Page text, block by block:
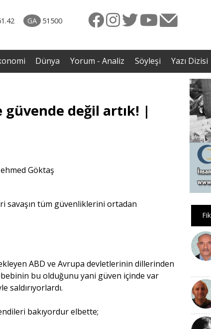
GA 51500
• Gannuşi'nin serbest bırakılması için çağrı
Dünya Yorum - Analiz Söyleşi Yazı Dizisi
değil artık! |
savaşın tüm güvenliklerini ortadan
ABD ve Avrupa devletlerinin dillerinden
bu olduğunu yani güven içinde var
saldırıyorlardı.
bakıyordur elbette;